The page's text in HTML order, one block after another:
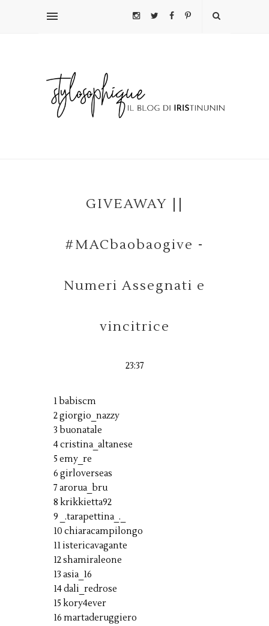
GIVEAWAY ||
#MACbaobaogive -
Numeri Assegnati e
vincitrice
23:37
1 babiscm
2 giorgio_nazzy
3 buonatale
4 cristina_altanese
5 emy_re
6 girloverseas
7 arorua_bru
8 krikkietta92
9 _.tarapettina_._
10 chiaracampilongo
11 istericavagante
12 shamiraleone
13 asia_16
14 dali_redrose
15 kory4ever
16 martaderuggiero